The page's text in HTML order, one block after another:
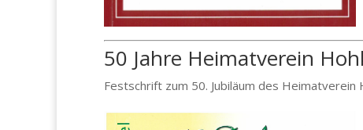
50 Jahre Heimatverein
Festschrift zum 50. Jubiläum des Heimatverein